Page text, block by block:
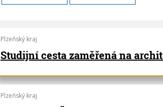
C
Plzeňský kraj
Studijní cesta zaměřená na
Plzeňský kraj